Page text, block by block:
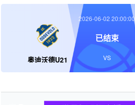
奥迪沃德U21
2026-06-02 20:00:00
已结束
VS